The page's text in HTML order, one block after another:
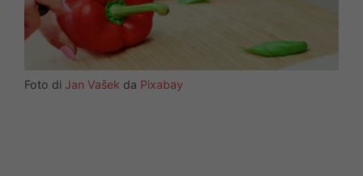
Foto di Jan Vašek da Pixabay